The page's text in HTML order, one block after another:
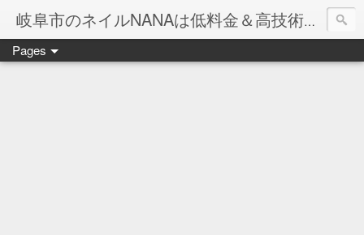
岐阜市のネイルNANAは低料金＆高技術のお店
ネイル岐阜市NANAです♪♪
Pages